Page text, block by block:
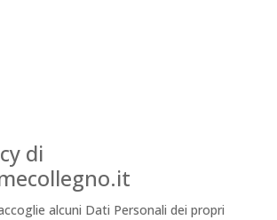
di
alcuni Dati Personali dei propri